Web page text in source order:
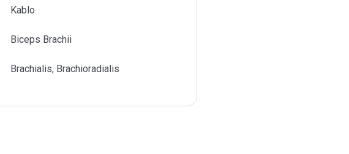
Kablo
Biceps Brachii
Brachialis, Brachioradialis